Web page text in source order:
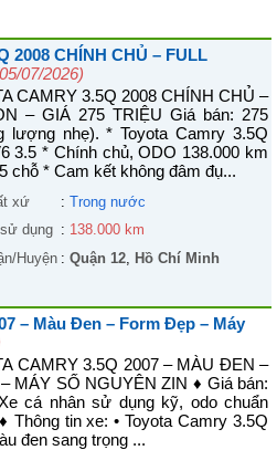
2008 CHÍNH CHỦ – FULL
07/2026)
CAMRY 3.5Q 2008 CHÍNH CHỦ –
– GIÁ 275 TRIỆU Giá bán: 275
lượng nhẹ). * Toyota Camry 3.5Q
3.5 * Chính chủ, ODO 138.000 km
chỗ * Cam kết không đâm đụ...
xứ : Trong nước
dụng : 138.000 km
Huyện : Quận 12, Hồ Chí Minh
– Màu Đen – Form Đẹp – Máy
CAMRY 3.5Q 2007 – MÀU ĐEN –
MÁY SỐ NGUYÊN ZIN ♦ Giá bán:
cá nhân sử dụng kỹ, odo chuẩn
Thông tin xe: • Toyota Camry 3.5Q
đen sang trọng ...